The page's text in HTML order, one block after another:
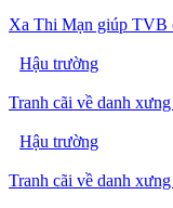
Xa Thi Mạn giúp TVB
Hậu trường
Tranh cãi về danh
Hậu trường
Tranh cãi về danh